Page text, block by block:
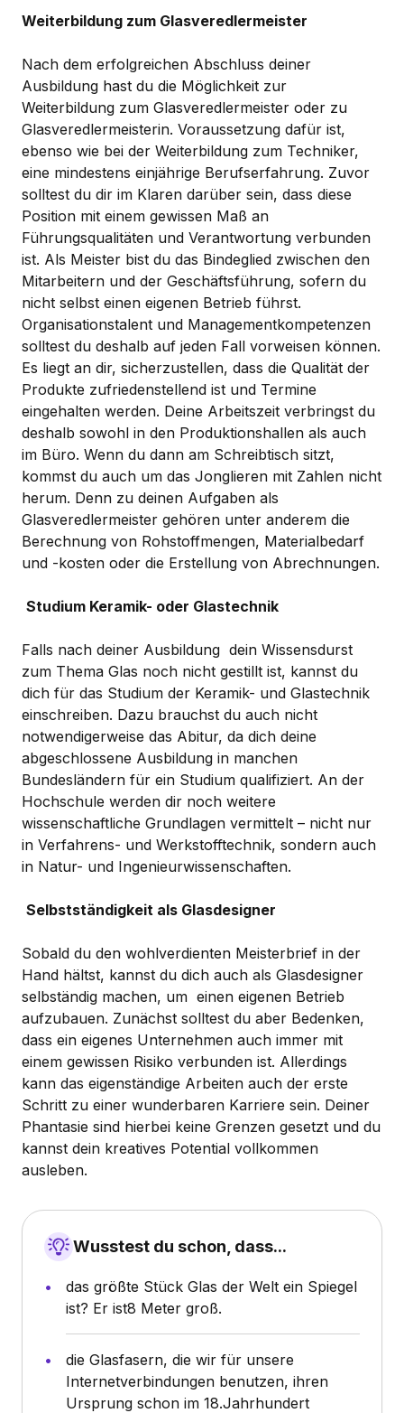
Weiterbildung zum Glasveredlermeister
Nach dem erfolgreichen Abschluss deiner
Ausbildung hast du die Möglichkeit zur
Weiterbildung zum Glasveredlermeister oder zu
Glasveredlermeisterin. Voraussetzung dafür ist,
ebenso wie bei der Weiterbildung zum Techniker,
eine mindestens einjährige Berufserfahrung. Zuvor
solltest du dir im Klaren darüber sein, dass diese
Position mit einem gewissen Maß an
Führungsqualitäten und Verantwortung verbunden
ist. Als Meister bist du das Bindeglied zwischen den
Mitarbeitern und der Geschäftsführung, sofern du
nicht selbst einen eigenen Betrieb führst.
Organisationstalent und Managementkompetenzen
solltest du deshalb auf jeden Fall vorweisen können.
Es liegt an dir, sicherzustellen, dass die Qualität der
Produkte zufriedenstellend ist und Termine
eingehalten werden. Deine Arbeitszeit verbringst du
deshalb sowohl in den Produktionshallen als auch
im Büro. Wenn du dann am Schreibtisch sitzt,
kommst du auch um das Jonglieren mit Zahlen nicht
herum. Denn zu deinen Aufgaben als
Glasveredlermeister gehören unter anderem die
Berechnung von Rohstoffmengen, Materialbedarf
und -kosten oder die Erstellung von Abrechnungen.
Studium Keramik- oder Glastechnik
Falls nach deiner Ausbildung dein Wissensdurst
zum Thema Glas noch nicht gestillt ist, kannst du
dich für das Studium der Keramik- und Glastechnik
einschreiben. Dazu brauchst du auch nicht
notwendigerweise das Abitur, da dich deine
abgeschlossene Ausbildung in manchen
Bundesländern für ein Studium qualifiziert. An der
Hochschule werden dir noch weitere
wissenschaftliche Grundlagen vermittelt – nicht nur
in Verfahrens- und Werkstofftechnik, sondern auch
in Natur- und Ingenieurwissenschaften.
Selbstständigkeit als Glasdesigner
Sobald du den wohlverdienten Meisterbrief in der
Hand hältst, kannst du dich auch als Glasdesigner
selbständig machen, um einen eigenen Betrieb
aufzubauen. Zunächst solltest du aber Bedenken,
dass ein eigenes Unternehmen auch immer mit
einem gewissen Risiko verbunden ist. Allerdings
kann das eigenständige Arbeiten auch der erste
Schritt zu einer wunderbaren Karriere sein. Deiner
Phantasie sind hierbei keine Grenzen gesetzt und du
kannst dein kreatives Potential vollkommen
ausleben.
Wusstest du schon, dass...
das größte Stück Glas der Welt ein Spiegel
ist? Er ist8 Meter groß.
die Glasfasern, die wir für unsere
Internetverbindungen benutzen, ihren
Ursprung schon im 18.Jahrhundert